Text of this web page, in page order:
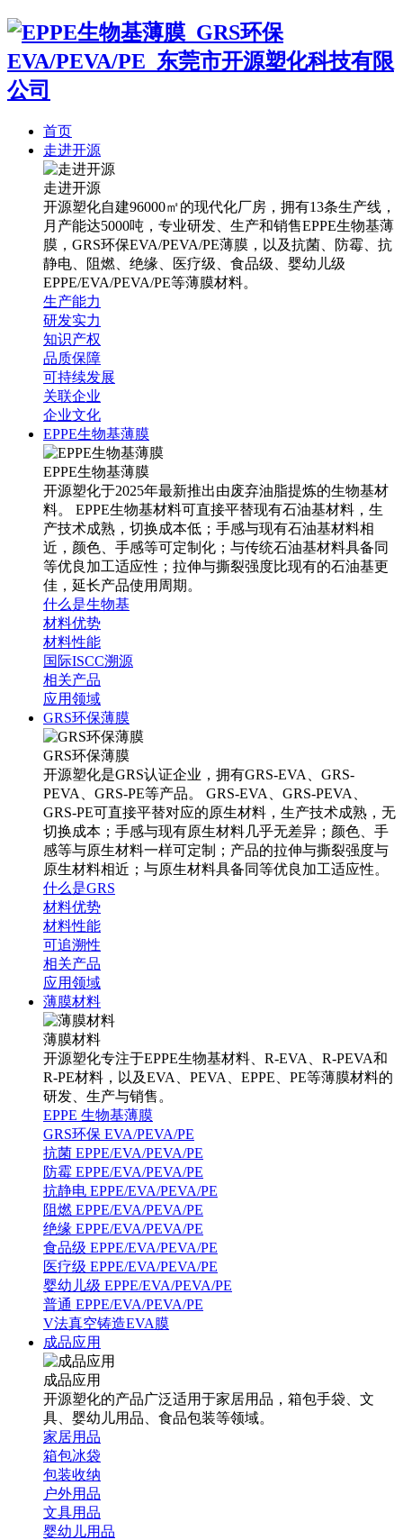
首页
走进开源
走进开源
开源塑化自建96000㎡的现代化厂房，拥有13条生产线，
月产能达5000吨，专业研发、生产和销售EPPE生物基薄
膜，GRS环保EVA/PEVA/PE薄膜，以及抗菌、防霉、抗
静电、阻燃、绝缘、医疗级、食品级、婴幼儿级
EPPE/EVA/PEVA/PE等薄膜材料。
生产能力
研发实力
知识产权
品质保障
可持续发展
关联企业
企业文化
EPPE生物基薄膜
EPPE生物基薄膜
开源塑化于2025年最新推出由废弃油脂提炼的生物基材
料。 EPPE生物基材料可直接平替现有石油基材料，生
产技术成熟，切换成本低；手感与现有石油基材料相
近，颜色、手感等可定制化；与传统石油基材料具备同
等优良加工适应性；拉伸与撕裂强度比现有的石油基更
佳，延长产品使用周期。
什么是生物基
材料优势
材料性能
国际ISCC溯源
相关产品
应用领域
GRS环保薄膜
GRS环保薄膜
开源塑化是GRS认证企业，拥有GRS-EVA、GRS-
PEVA、GRS-PE等产品。 GRS-EVA、GRS-PEVA、
GRS-PE可直接平替对应的原生材料，生产技术成熟，无
切换成本；手感与现有原生材料几乎无差异；颜色、手
感等与原生材料一样可定制；产品的拉伸与撕裂强度与
原生材料相近；与原生材料具备同等优良加工适应性。
什么是GRS
材料优势
材料性能
可追溯性
相关产品
应用领域
薄膜材料
薄膜材料
开源塑化专注于EPPE生物基材料、R-EVA、R-PEVA和
R-PE材料，以及EVA、PEVA、EPPE、PE等薄膜材料的
研发、生产与销售。
EPPE 生物基薄膜
GRS环保 EVA/PEVA/PE
抗菌 EPPE/EVA/PEVA/PE
防霉 EPPE/EVA/PEVA/PE
抗静电 EPPE/EVA/PEVA/PE
阻燃 EPPE/EVA/PEVA/PE
绝缘 EPPE/EVA/PEVA/PE
食品级 EPPE/EVA/PEVA/PE
医疗级 EPPE/EVA/PEVA/PE
婴幼儿级 EPPE/EVA/PEVA/PE
普通 EPPE/EVA/PEVA/PE
V法真空铸造EVA膜
成品应用
成品应用
开源塑化的产品广泛适用于家居用品，箱包手袋、文
具、婴幼儿用品、食品包装等领域。
家居用品
箱包冰袋
包装收纳
户外用品
文具用品
婴幼儿用品